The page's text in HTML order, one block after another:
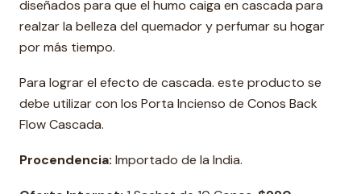
diseñados para que el humo caiga en cascada para
realzar la belleza del quemador y perfumar su hogar
por más tiempo.
Para lograr el efecto de cascada. este producto se
debe utilizar con los Porta Incienso de Conos Back
Flow Cascada.
Procendencia: Importado de la India.